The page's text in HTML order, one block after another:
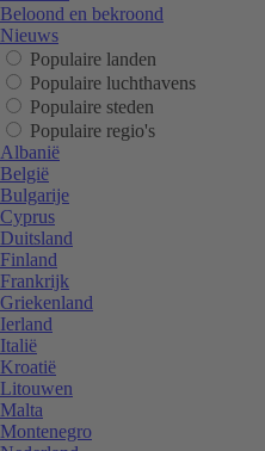
Beloond en bekroond
Nieuws
Populaire landen
Populaire luchthavens
Populaire steden
Populaire regio's
Albanië
België
Bulgarije
Cyprus
Duitsland
Finland
Frankrijk
Griekenland
Ierland
Italië
Kroatië
Litouwen
Malta
Montenegro